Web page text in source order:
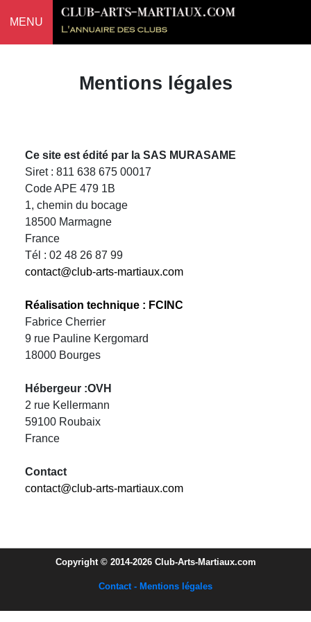
MENU
Mentions légales
Ce site est édité par la SAS MURASAME
Siret : 811 638 675 00017
Code APE 479 1B
1, chemin du bocage
18500 Marmagne
France
Tél : 02 48 26 87 99
contact@club-arts-martiaux.com
Réalisation technique : FCINC
Fabrice Cherrier
9 rue Pauline Kergomard
18000 Bourges
Hébergeur :OVH
2 rue Kellermann
59100 Roubaix
France
Contact
contact@club-arts-martiaux.com
Copyright © 2014-2026 Club-Arts-Martiaux.com
Contact - Mentions légales